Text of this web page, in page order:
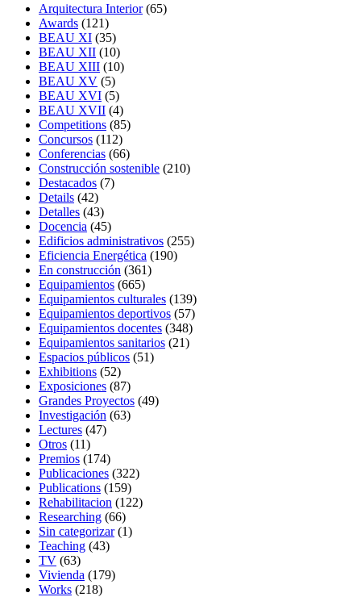
Arquitectura Interior(65)
Awards (121)
BEAU XI (35)
BEAU XII (10)
BEAU XIII (10)
BEAU XV (5)
BEAU XVI (5)
BEAU XVII (4)
Competitions (85)
Concursos (112)
Conferencias (66)
Construcción sostenible (210)
Destacados (7)
Details (42)
Detalles (43)
Docencia (45)
Edificios administrativos (255)
Eficiencia Energética (190)
En construcción (361)
Equipamientos (665)
Equipamientos culturales (139)
Equipamientos deportivos (57)
Equipamientos docentes (348)
Equipamientos sanitarios (21)
Espacios públicos (51)
Exhibitions (52)
Exposiciones (87)
Grandes Proyectos (49)
Investigación (63)
Lectures (47)
Otros (11)
Premios (174)
Publicaciones (322)
Publications (159)
Rehabilitacion (122)
Researching (66)
Sin categorizar(1)
Teaching (43)
TV (63)
Vivienda (179)
Works (218)